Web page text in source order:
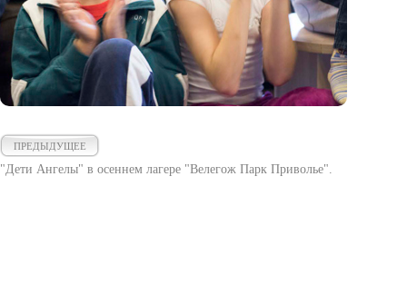
ПРЕДЫДУЩЕЕ
"Дети Ангелы" в осеннем лагере "Велегож Парк Приволье".